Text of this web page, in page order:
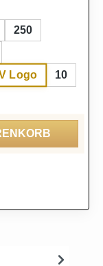
250
Logo
10